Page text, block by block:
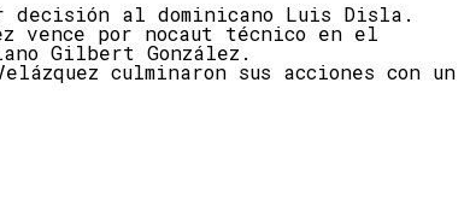
decisión al dominicano Luis Disla.
vence por nocaut técnico en el
Gilbert González.
culminaron sus acciones con un